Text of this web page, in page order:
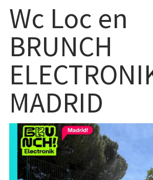
Wc Loc en
BRUNCH
MADRID